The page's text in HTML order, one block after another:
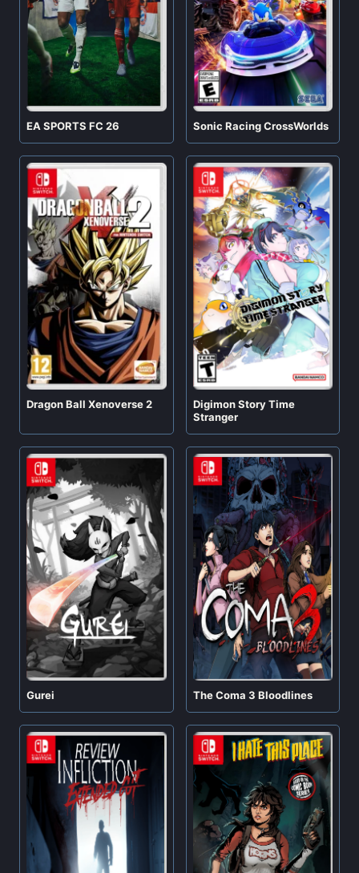
EA SPORTS FC 26 Sonic Racing CrossWorlds
Dragon Ball Xenoverse 2
Digimon Story Time
Stranger
Gurei The Coma 3 Bloodlines